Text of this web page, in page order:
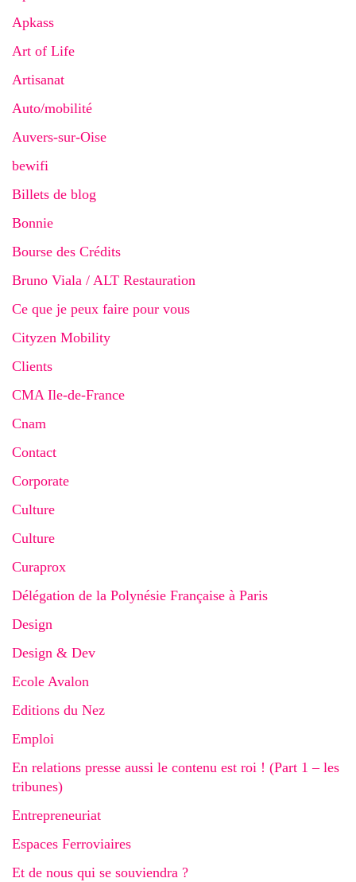
Apkass
Art of Life
Artisanat
Auto/mobilité
Auvers-sur-Oise
bewifi
Billets de blog
Bonnie
Bourse des Crédits
Bruno Viala / ALT Restauration
Ce que je peux faire pour vous
Cityzen Mobility
Clients
CMA Ile-de-France
Cnam
Contact
Corporate
Culture
Culture
Curaprox
Délégation de la Polynésie Française à Paris
Design
Design & Dev
Ecole Avalon
Editions du Nez
Emploi
En relations presse aussi le contenu est roi ! (Part 1 – les
tribunes)
Entrepreneuriat
Espaces Ferroviaires
Et de nous qui se souviendra ?